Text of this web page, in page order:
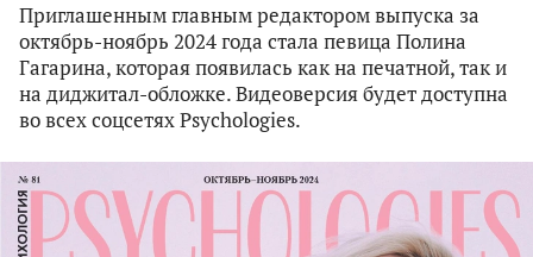
Приглашенным главным редактором выпуска за
октябрь-ноябрь 2024 года стала певица Полина
Гагарина, которая появилась как на печатной, так и
на диджитал-обложке. Видеоверсия будет доступна
во всех соцсетях Psychologies.